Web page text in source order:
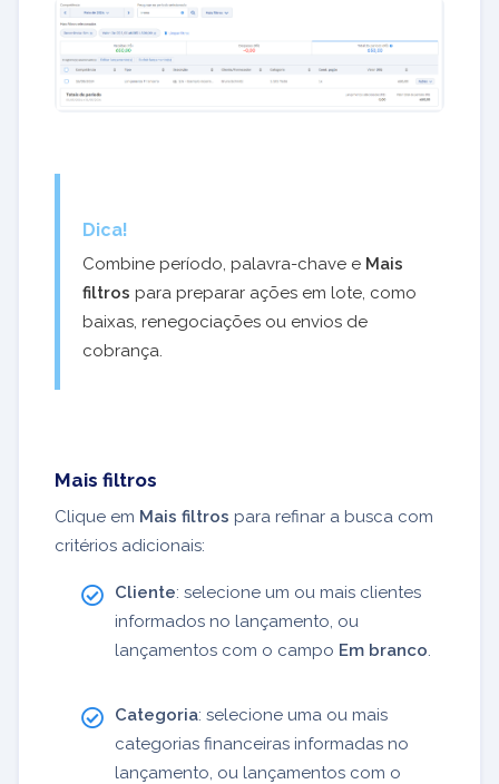
Dica!
Combine período, palavra-chave e Mais
filtros para preparar ações em lote, como
baixas, renegociações ou envios de
cobrança.
Mais filtros
Clique em Mais filtros para refinar a busca com
critérios adicionais:
Cliente: selecione um ou mais clientes
informados no lançamento, ou
lançamentos com o campo Em branco
Categoria: selecione uma ou mais
categorias financeiras informadas no
lançamento, ou lançamentos com o